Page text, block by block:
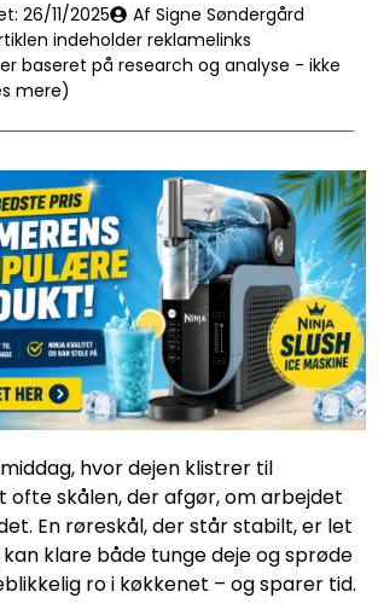
26/11/2025
Af Signe Søndergård
indeholder reklamelinks
baseret på research og analyse - ikke
mere)
hvor dejen klistrer til
ofte skålen, der afgør, om arbejdet
En røreskål, der står stabilt, er let
klare både tunge deje og sprøde
ro i køkkenet – og sparer tid.